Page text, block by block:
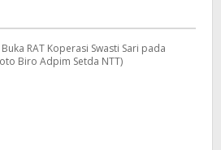
Putih
dalam
RAT Koperasi Swasti Sari pada
Biro Adpim Setda NTT)